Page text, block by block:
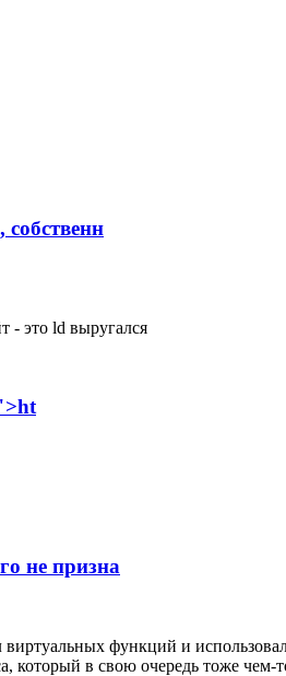
- это ld выругался
не призна
функций и
который в свою очередь тоже